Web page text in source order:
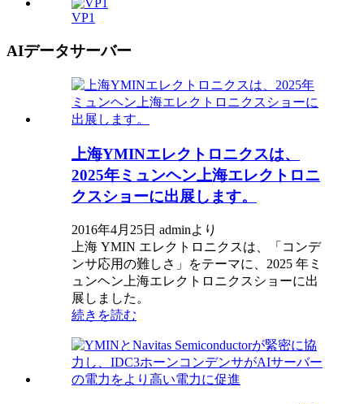
VP1
AIデータサーバー
上海YMINエレクトロニクスは、
2025年ミュンヘン上海エレクトロニ
クスショーに出展します。
2016年4月25日 adminより
上海 YMIN エレクトロニクスは、「コンデ
ンサ応用の難しさ」をテーマに、2025 年ミ
ュンヘン上海エレクトロニクスショーに出
展しました。
続きを読む